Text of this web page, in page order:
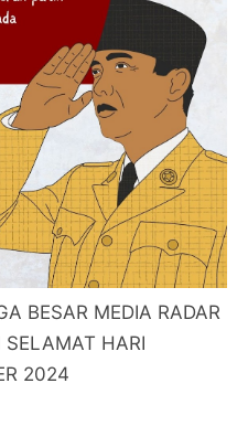
BESAR MEDIA RADAR
HARI
2024